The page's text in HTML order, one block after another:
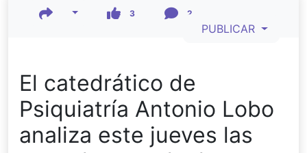
3 2
PUBLICAR
El catedrático de
Psiquiatría Antonio Lobo
analiza este jueves las